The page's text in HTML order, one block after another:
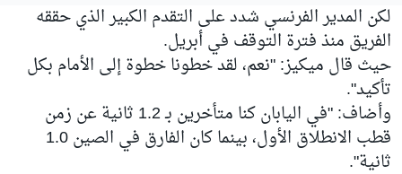
لكن المدير الفرنسي شدد على التقدم الكبير الذي حققه
الفريق منذ فترة التوقف في أبريل.
حيث قال ميكيز: "نعم، لقد خطونا خطوة إلى الأمام بكل
تأكيد".
وأضاف: "في اليابان كنا متأخرين بـ 1.2 ثانية عن زمن
قطب الانطلاق الأول، بينما كان الفارق في الصين 1.0
ثانية".